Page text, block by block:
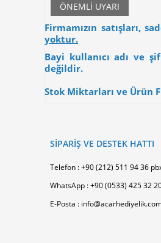
ÖNEMLI UYARI
Firmamızın satışları,
yoktur.
Bayi kullanıcı adı ve
değildir.
Stok Miktarları ve Ürün
SİPARİŞ VE DESTEK HATTI
Telefon : +90 (212) 511 94 36
WhatsApp : +90 (0533) 425 32
E-Posta :